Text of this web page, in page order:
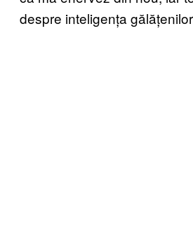
despre inteligența